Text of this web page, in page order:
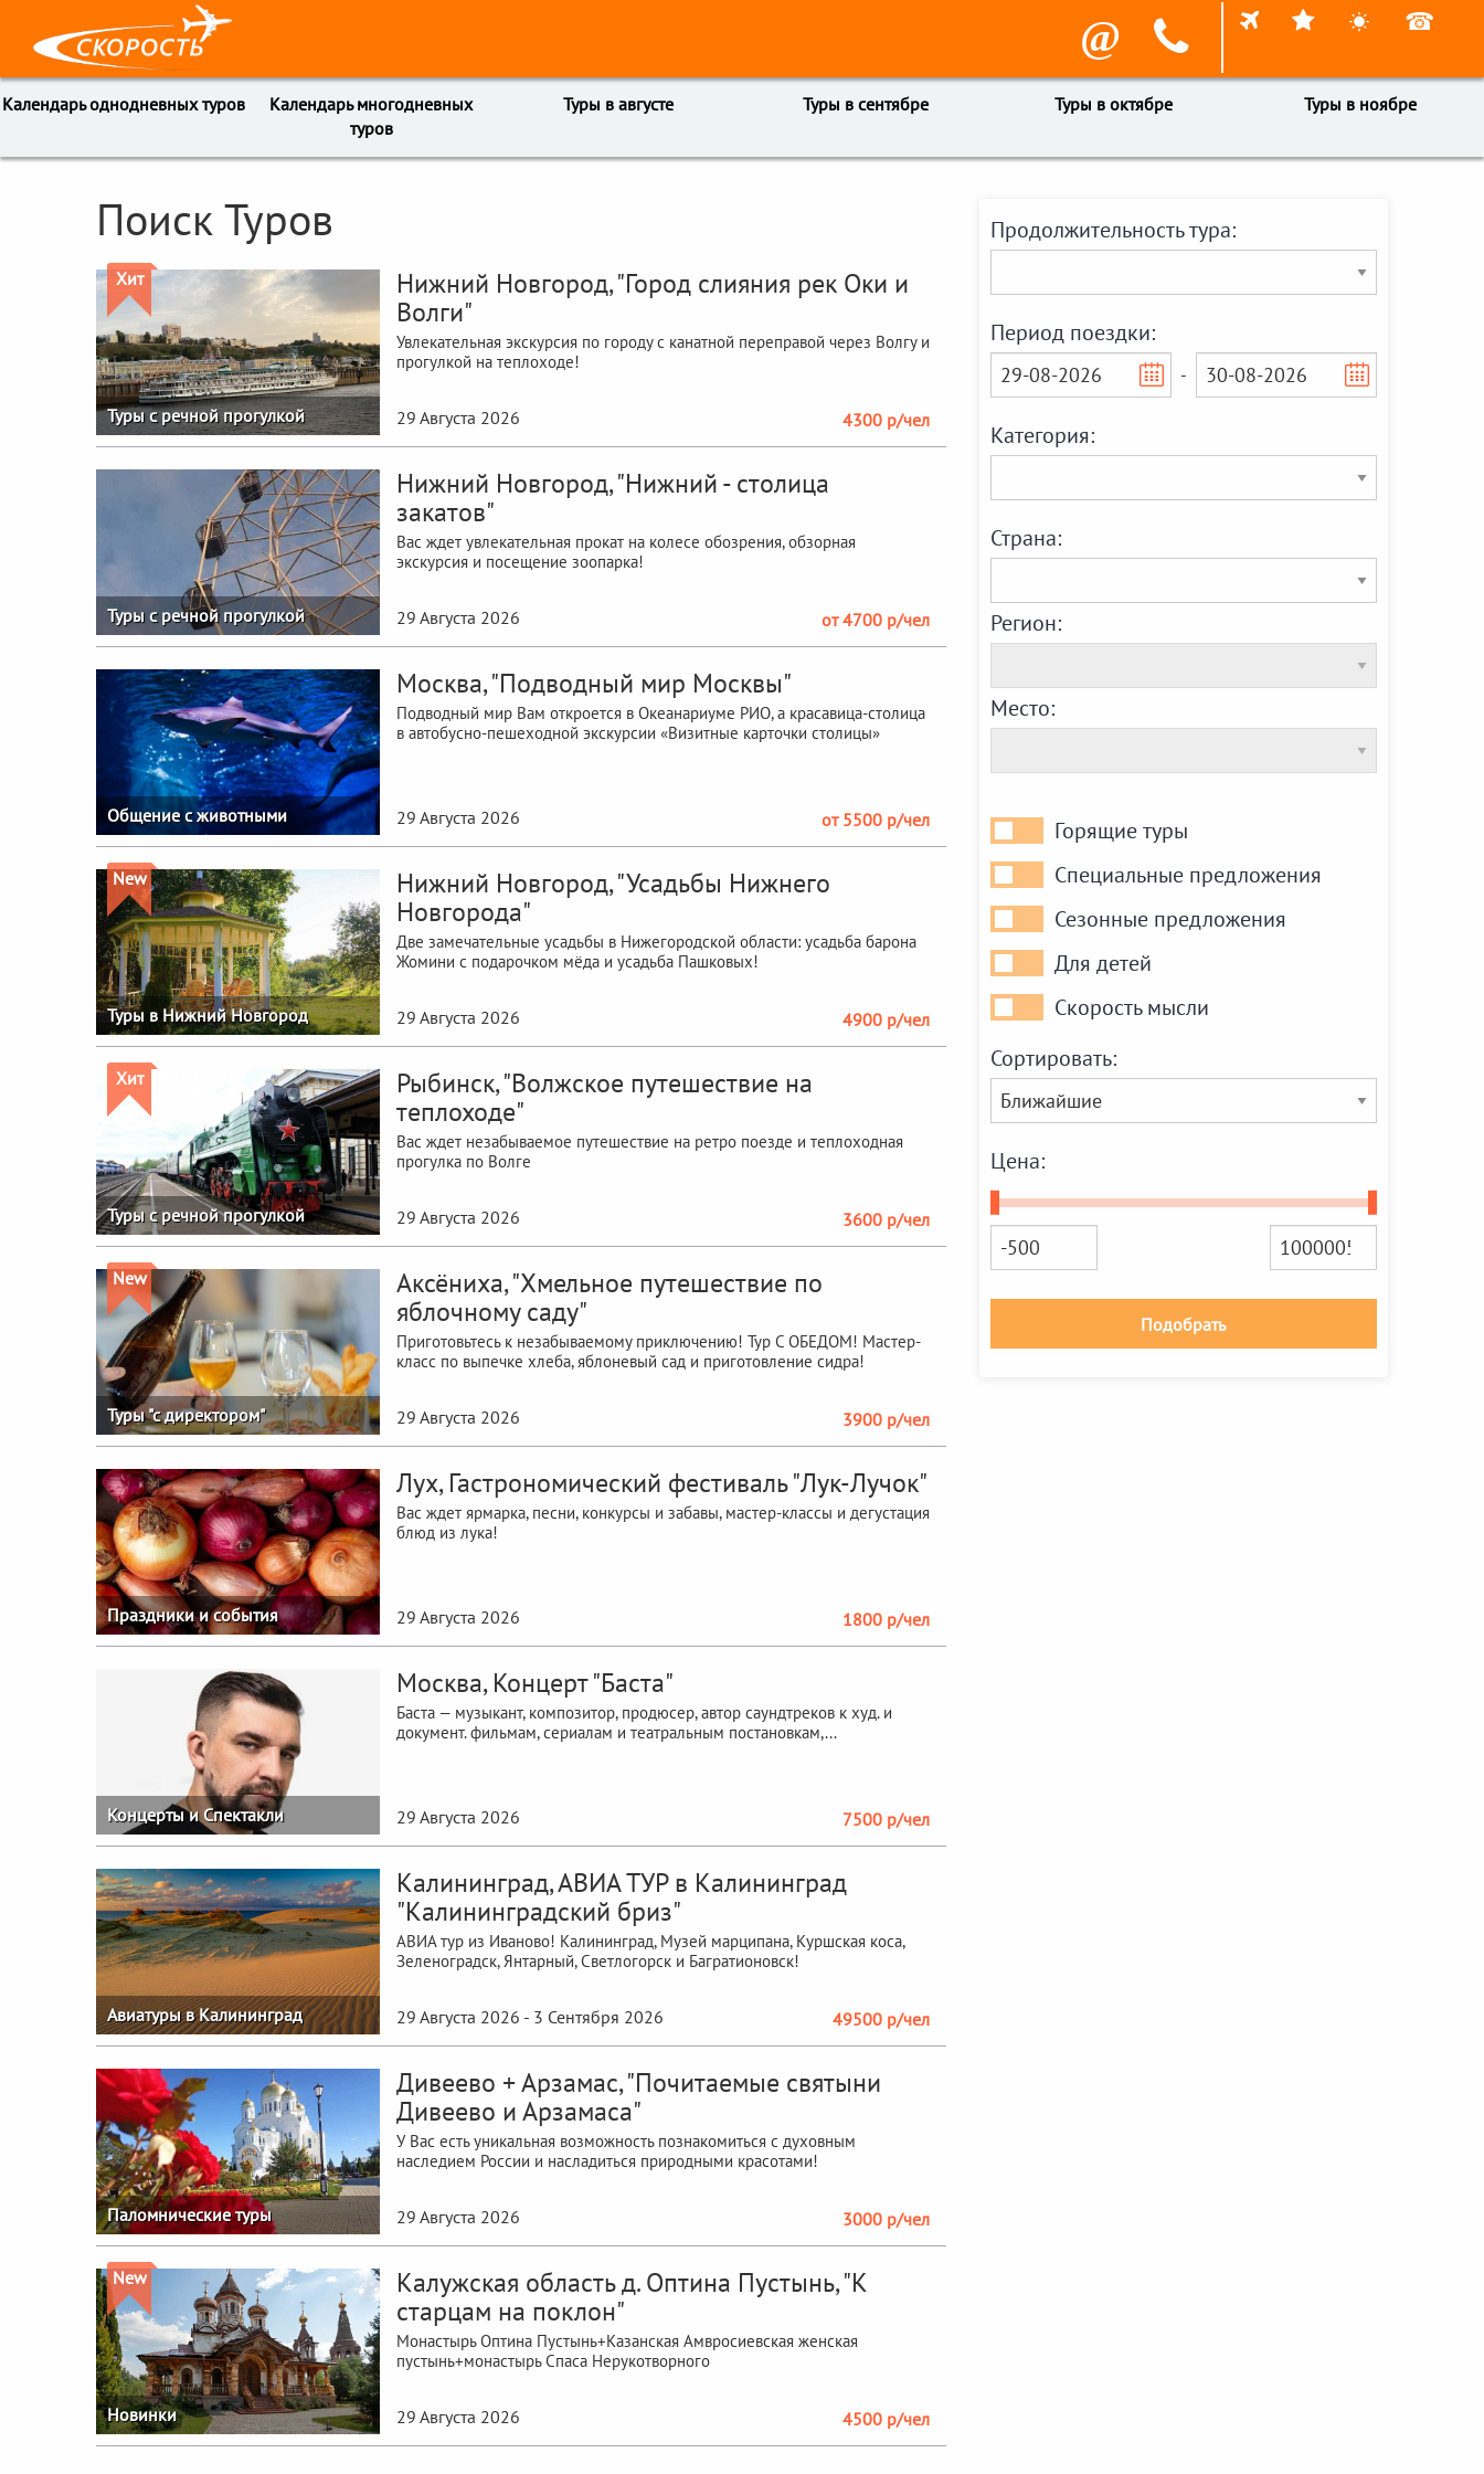
@     ☎
Календарь однодневных туров
Календарь многодневных
туров
Туры в августе Туры в сентябре Туры в октябре Туры в ноябре
Продолжительность тура:
Период поездки:
-
Категория:
Страна:
Регион:
Место:
Горящие
туры
Горящие туры
Специальные
предложения
Специальные предложения
Сезонные
предложения
Сезонные предложения
Для
детей
Для детей
Скорость
мысли
Скорость мысли
Сортировать:
Цена:
Подобрать
Поиск Туров
Хит
Туры с речной прогулкой
Нижний Новгород, "Город слияния рек Оки и
Волги"
Увлекательная экскурсия по городу с канатной переправой через Волгу и
прогулкой на теплоходе!
29 Августа 2026 4300 р/чел
Туры с речной прогулкой
Нижний Новгород, "Нижний - столица
закатов"
Вас ждет увлекательная прокат на колесе обозрения, обзорная
экскурсия и посещение зоопарка!
29 Августа 2026 от 4700 р/чел
Общение с животными
Москва, "Подводный мир Москвы"
Подводный мир Вам откроется в Океанариуме РИО, а красавица-столица
в автобусно-пешеходной экскурсии «Визитные карточки столицы»
29 Августа 2026 от 5500 р/чел
New
Туры в Нижний Новгород
Нижний Новгород, "Усадьбы Нижнего
Новгорода"
Две замечательные усадьбы в Нижегородской области: усадьба барона
Жомини с подарочком мёда и усадьба Пашковых!
29 Августа 2026 4900 р/чел
Хит
Туры с речной прогулкой
Рыбинск, "Волжское путешествие на
теплоходе"
Вас ждет незабываемое путешествие на ретро поезде и теплоходная
прогулка по Волге
29 Августа 2026 3600 р/чел
New
Туры "с директором"
Аксёниха, "Хмельное путешествие по
яблочному саду"
Приготовьтесь к незабываемому приключению! Тур С ОБЕДОМ! Мастер-
класс по выпечке хлеба, яблоневый сад и приготовление сидра!
29 Августа 2026 3900 р/чел
Праздники и события
Лух, Гастрономический фестиваль "Лук-Лучок"
Вас ждет ярмарка, песни, конкурсы и забавы, мастер-классы и дегустация
блюд из лука!
29 Августа 2026 1800 р/чел
Концерты и Спектакли
Москва, Концерт "Баста"
Баста — музыкант, композитор, продюсер, автор саундтреков к худ. и
документ. фильмам, сериалам и театральным постановкам,...
29 Августа 2026 7500 р/чел
Авиатуры в Калининград
Калининград, АВИА ТУР в Калининград
"Калининградский бриз"
АВИА тур из Иваново! Калининград, Музей марципана, Куршская коса,
Зеленоградск, Янтарный, Светлогорск и Багратионовск!
29 Августа 2026 - 3 Сентября 2026 49500 р/чел
Паломнические туры
Дивеево + Арзамас, "Почитаемые святыни
Дивеево и Арзамаса"
У Вас есть уникальная возможность познакомиться с духовным
наследием России и насладиться природными красотами!
29 Августа 2026 3000 р/чел
New
Новинки
Калужская область д. Оптина Пустынь, "К
старцам на поклон"
Монастырь Оптина Пустынь+Казанская Амвросиевская женская
пустынь+монастырь Спаса Нерукотворного
29 Августа 2026 4500 р/чел